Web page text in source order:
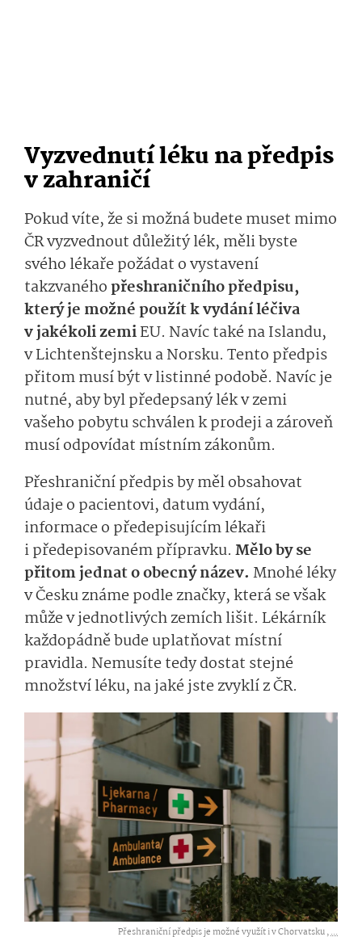
Vyzvednutí léku na předpis
v zahraničí
Pokud víte, že si možná budete muset mimo
ČR vyzvednout důležitý lék, měli byste
svého lékaře požádat o vystavení
takzvanéhopřeshraničního předpisu,
který je možné použít k vydání léčiva
v jakékoli zemiEU. Navíc také na Islandu,
v Lichtenštejnsku a Norsku. Tento předpis
přitom musí být v listinné podobě. Navíc je
nutné, aby byl předepsaný lék v zemi
vašeho pobytu schválen k prodeji a zároveň
musí odpovídat místním zákonům.
Přeshraniční předpis by měl obsahovat
údaje o pacientovi, datum vydání,
informace o předepisujícím lékaři
i předepisovaném přípravku. Mělo by se
přitom jednat o obecný název. Mnohé léky
v Česku známe podle značky, která se však
může v jednotlivých zemích lišit. Lékárník
každopádně bude uplatňovat místní
pravidla. Nemusíte tedy dostat stejné
množství léku, na jaké jste zvyklí z ČR.
Přeshraniční předpis je možné využít i v Chorvatsku ,...